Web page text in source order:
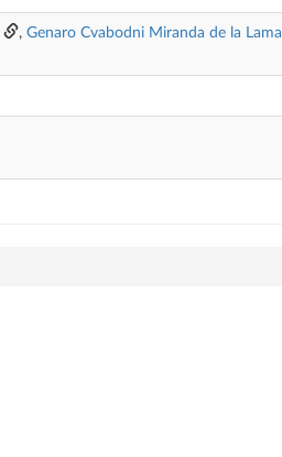
, Genaro Cvabodni Miranda de la Lama